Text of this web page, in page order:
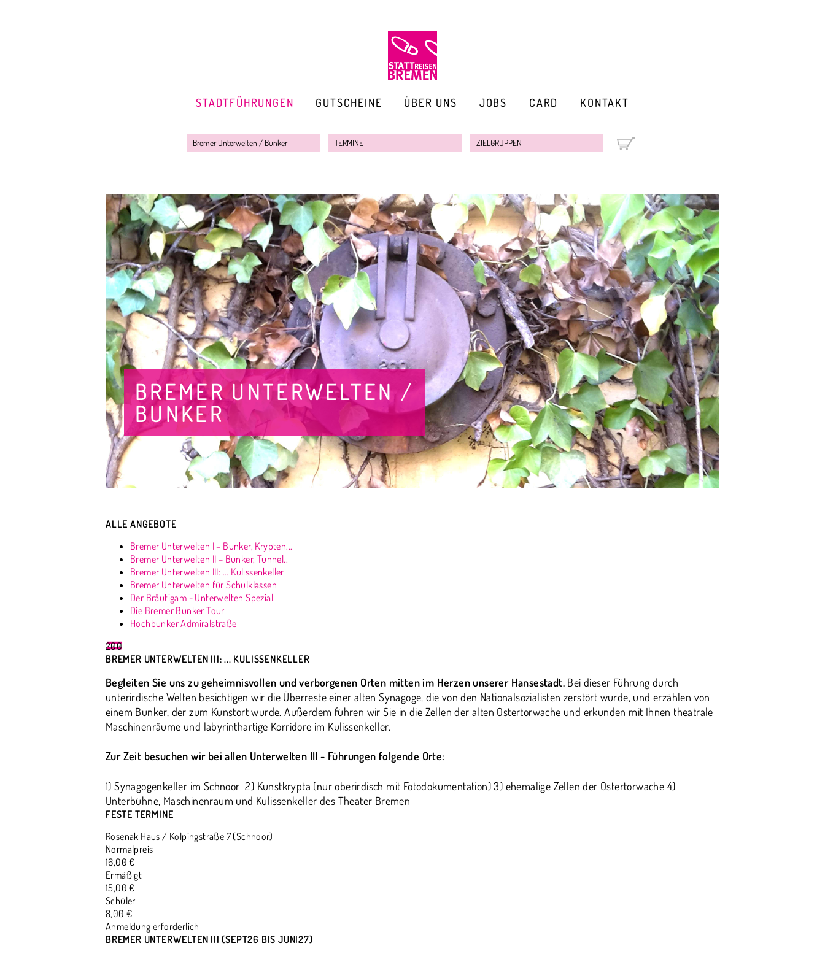
STADTFÜHRUNGEN GUTSCHEINE ÜBER UNS JOBS CARD KONTAKT
BREMER UNTERWELTEN /
BUNKER
ALLE ANGEBOTE
Bremer Unterwelten I – Bunker, Krypten...
Bremer Unterwelten II – Bunker, Tunnel..
Bremer Unterwelten III: ... Kulissenkeller
Bremer Unterwelten für Schulklassen
Der Bräutigam - Unterwelten Spezial
Die Bremer Bunker Tour
Hochbunker Admiralstraße
200
BREMER UNTERWELTEN III: ... KULISSENKELLER
Begleiten Sie uns zu geheimnisvollen und verborgenen Orten mitten im Herzen unserer Hansestadt. Bei dieser Führung durch
unterirdische Welten besichtigen wir die Überreste einer alten Synagoge, die von den Nationalsozialisten zerstört wurde, und erzählen von
einem Bunker, der zum Kunstort wurde. Außerdem führen wir Sie in die Zellen der alten Ostertorwache und erkunden mit Ihnen theatrale
Maschinenräume und labyrinthartige Korridore im Kulissenkeller.
Zur Zeit besuchen wir bei allen Unterwelten III - Führungen folgende Orte:
1) Synagogenkeller im Schnoor 2) Kunstkrypta (nur oberirdisch mit Fotodokumentation) 3) ehemalige Zellen der Ostertorwache 4)
Unterbühne, Maschinenraum und Kulissenkeller des Theater Bremen
FESTE TERMINE
Rosenak Haus / Kolpingstraße 7 (Schnoor)
Normalpreis
16,00 €
Ermäßigt
15,00 €
Schüler
8,00 €
Anmeldung erforderlich
BREMER UNTERWELTEN III (SEPT26 BIS JUNI27)